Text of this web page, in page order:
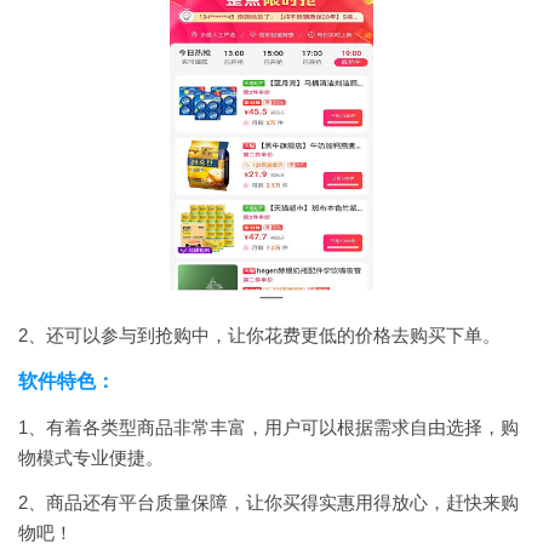
2、还可以参与到抢购中，让你花费更低的价格去购买下单。
软件特色：
1、有着各类型商品非常丰富，用户可以根据需求自由选择，购
物模式专业便捷。
2、商品还有平台质量保障，让你买得实惠用得放心，赶快来购
物吧！